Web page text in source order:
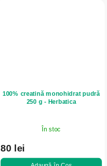
100% creatină monohidrat pudră
250 g - Herbatica
În stoc
80 lei